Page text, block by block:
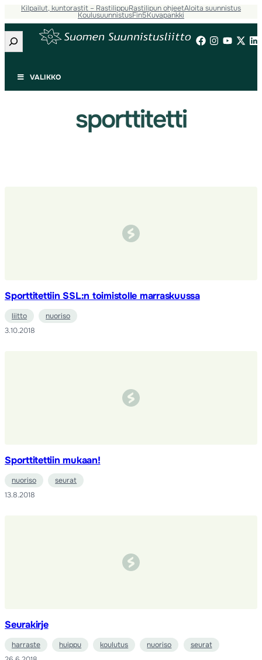
Siirry
sisältöön
Kilpailut, kuntorastit – RastilippuRastilipun ohjeetAloita suunnistus
KoulusuunnistusFin5Kuvapankki
Etsi
VALIKKO
sporttitetti
Sporttitettiin SSL:n toimistolle marraskuussa
liitto
nuoriso
3.10.2018
Sporttitettiin mukaan!
nuoriso
seurat
13.8.2018
Seurakirje
harraste huippu koulutus nuoriso
seurat